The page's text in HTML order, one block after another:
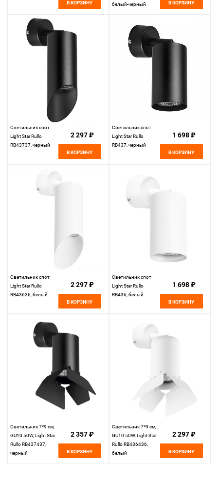
В КОРЗИНУ
белый-черный
В КОРЗИНУ
Светильник спот
Light Star Rullo
RB43737, черный
2 297 ₽
В КОРЗИНУ
Светильник спот
Light Star Rullo
RB437, черный
1 698 ₽
В КОРЗИНУ
Светильник спот
Light Star Rullo
RB43636, белый
2 297 ₽
В КОРЗИНУ
Светильник спот
Light Star Rullo
RB436, белый
1 698 ₽
В КОРЗИНУ
Светильник 7*9 см,
GU10 50W, Light Star
Rullo RB437437,
черный
2 357 ₽
В КОРЗИНУ
Светильник 7*9 см,
GU10 50W, Light Star
Rullo RB436436,
белый
2 297 ₽
В КОРЗИНУ